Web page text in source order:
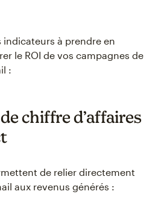
indicateurs à prendre en
le ROI de vos campagnes de
:
chiffre d’affaires
de relier directement
aux revenus générés :